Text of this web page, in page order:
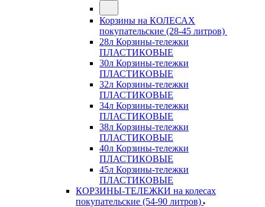
Корзины на КОЛЕСАХ
покупательские (28-45 литров)
28л Корзины-тележки
ПЛАСТИКОВЫЕ
30л Корзины-тележки
ПЛАСТИКОВЫЕ
32л Корзины-тележки
ПЛАСТИКОВЫЕ
34л Корзины-тележки
ПЛАСТИКОВЫЕ
38л Корзины-тележки
ПЛАСТИКОВЫЕ
40л Корзины-тележки
ПЛАСТИКОВЫЕ
45л Корзины-тележки
ПЛАСТИКОВЫЕ
КОРЗИНЫ-ТЕЛЕЖКИ на колесах
покупательские (54-90 литров)